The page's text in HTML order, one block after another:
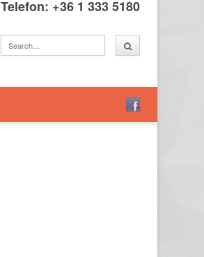
Telefon: +36 1 333 5180